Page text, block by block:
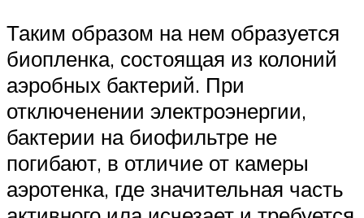
Таким образом на нем образуется
биопленка, состоящая из колоний
аэробных бактерий. При
отключенении электроэнергии,
бактерии на биофильтре не
погибают, в отличие от камеры
аэротенка, где значительная часть